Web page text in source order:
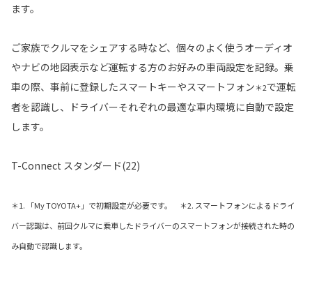
ます。
ご家族でクルマをシェアする時など、個々のよく使うオーディオ
やナビの地図表示など運転する方のお好みの車両設定を記録。乗
車の際、事前に登録したスマートキーやスマートフォン＊2で運転
者を認識し、ドライバーそれぞれの最適な車内環境に自動で設定
します。
T-Connect スタンダード(22)
＊1. 「My TOYOTA+」で初期設定が必要です。 ＊2. スマートフォンによるドライ
バー認識は、前回クルマに乗車したドライバーのスマートフォンが接続された時の
み自動で認識します。